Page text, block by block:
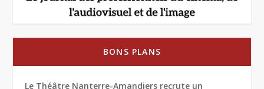
BONS PLANS
Le Théâtre Nanterre-Amandiers recrute un